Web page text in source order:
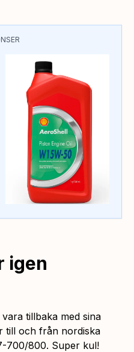
igen
tillbaka med sina
till och från nordiska
700/800. Super kul!